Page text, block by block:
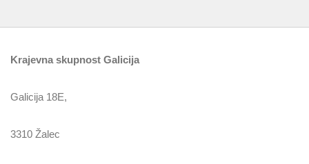
Krajevna skupnost Galicija
Galicija 18E,
3310 Žalec